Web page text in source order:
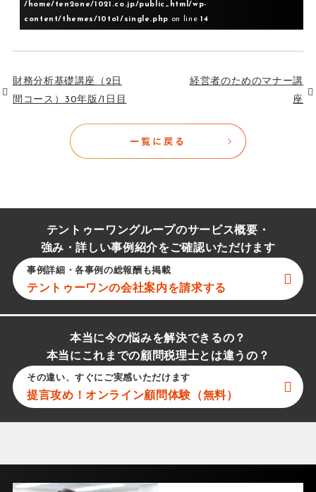
/home/ten2one/1021.co.jp/public_html/wp-
content/themes/10to1/single.php on line 14
財務分析基礎講座（2日
間コース）30年版/1日目
経営者のためのマナー講
座
テントゥーワングループのサービス概要・
強み・詳しい事例紹介をご確認いただけます
事例詳細・各事例の総報酬も掲載
テントゥーワンの会社案内を請求する
本当に今の悩みを解決できるの？
本当にこれまでの顧問税理士とは違うの？
その違い、すぐにご実感いただけます
提言攻め！オンライン顧問体験（無料）